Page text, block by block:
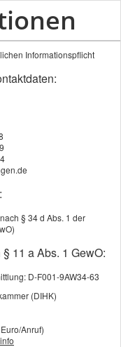
Informationspflicht
§ 34 d Abs. 1 der
11 a Abs. 1 GewO:
D-F001-9AW34-63
(DIHK)
Anruf)